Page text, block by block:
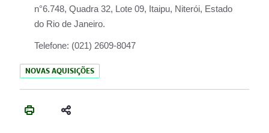
n°6.748, Quadra 32, Lote 09, Itaipu, Niterói, Estado
do Rio de Janeiro.
Telefone: (021) 2609-8047
NOVAS AQUISIÇÕES